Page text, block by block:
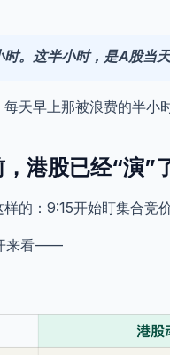
。这半小时，是A股当天
天早上那被浪费的半小
港股已经“演”
的：9:15开始盯集合竞
来看——